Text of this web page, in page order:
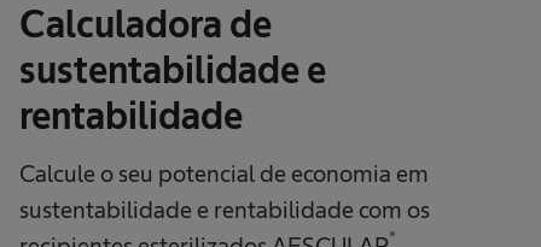
Calculadora de
sustentabilidade e
rentabilidade
Calcule o seu potencial de economia em
sustentabilidade e rentabilidade com os
®